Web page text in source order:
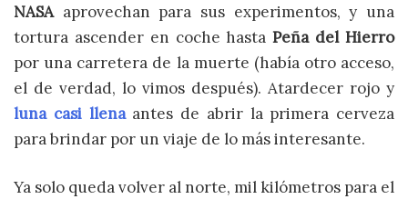
NASAaprovechan para sus experimentos, y una
tortura ascender en coche hastaPeña del Hierro
por una carretera de la muerte (había otro acceso,
el de verdad, lo vimos después). Atardecer rojo y
luna casi llenaantes de abrir la primera cerveza
para brindar por un viaje de lo más interesante.
Ya solo queda volver al norte, mil kilómetros para el